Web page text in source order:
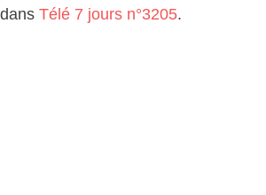
Télé 7 jours n°3205.